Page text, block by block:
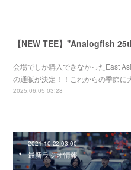
会場でしか購入できなかったEast
の通販が決定！！これからの季節に
2025.06.05 03:28
2021.10.22 03:00
最新ラジオ情報